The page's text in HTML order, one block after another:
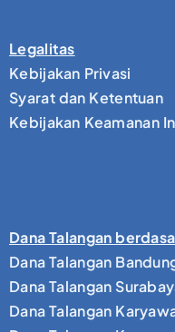
Legalitas
Kebijakan Privasi
Syarat dan Ketentuan
Kebijakan Keamanan
Dana Talangan
Dana Talangan
Dana Talangan
Dana Talangan